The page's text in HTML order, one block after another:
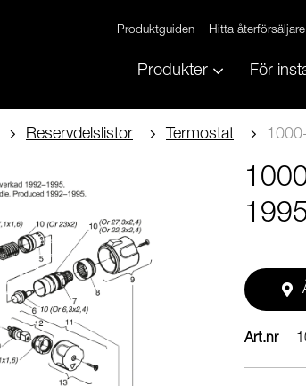
Produktguiden Hitta återförsäljare
Produkter För
Reservdelslistor Termostat
Art.nr